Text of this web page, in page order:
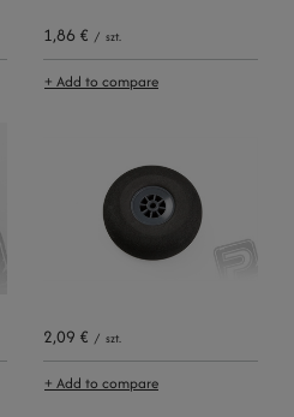
1,86 € / szt.
+ Add to compare
2,09 € / szt.
+ Add to compare